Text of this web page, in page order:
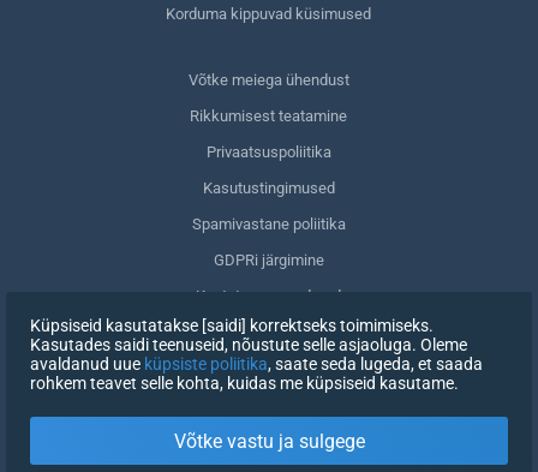
Korduma kippuvad küsimused
Võtke meiega ühendust
Rikkumisest teatamine
Privaatsuspoliitika
Kasutustingimused
Spamivastane poliitika
GDPRi järgimine
Kustuta oma andmed
Nõusoleku tagasivõtmine
LOGI SISSE
Küpsiseid kasutatakse [saidi] korrektseks toimimiseks.
Kasutades saidi teenuseid, nõustute selle asjaoluga. Oleme
avaldanud uue küpsiste poliitika, saate seda lugeda, et saada
rohkem teavet selle kohta, kuidas me küpsiseid kasutame.
Võtke vastu ja sulgege